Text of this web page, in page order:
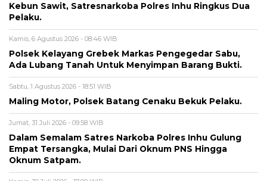
Kebun Sawit, Satresnarkoba Polres Inhu Ringkus Dua
Pelaku.
Kamis, 6 Agustus 2026 - 08:46 WIB
Polsek Kelayang Grebek Markas Pengegedar Sabu,
Ada Lubang Tanah Untuk Menyimpan Barang Bukti.
Sabtu, 1 Agustus 2026 - 18:51 WIB
Maling Motor, Polsek Batang Cenaku Bekuk Pelaku.
Jumat, 31 Juli 2026 - 09:58 WIB
Dalam Semalam Satres Narkoba Polres Inhu Gulung
Empat Tersangka, Mulai Dari Oknum PNS Hingga
Oknum Satpam.